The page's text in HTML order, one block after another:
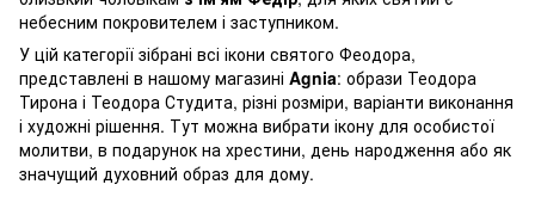
небесним покровителем і заступником.
У цій категорії зібрані всі ікони святого Феодора,
представлені в нашому магазині Agnia: образи Теодора
Тирона і Теодора Студита, різні розміри, варіанти виконання
і художні рішення. Тут можна вибрати ікону для особистої
молитви, в подарунок на хрестини, день народження або як
значущий духовний образ для дому.